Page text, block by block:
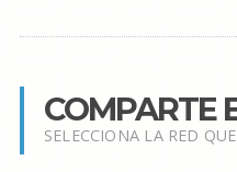
COMPARTE
SELECCIONA LA RED